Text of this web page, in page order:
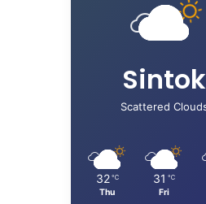
Sintok
Scattered
32 ℃
Thu
31 ℃
Fri